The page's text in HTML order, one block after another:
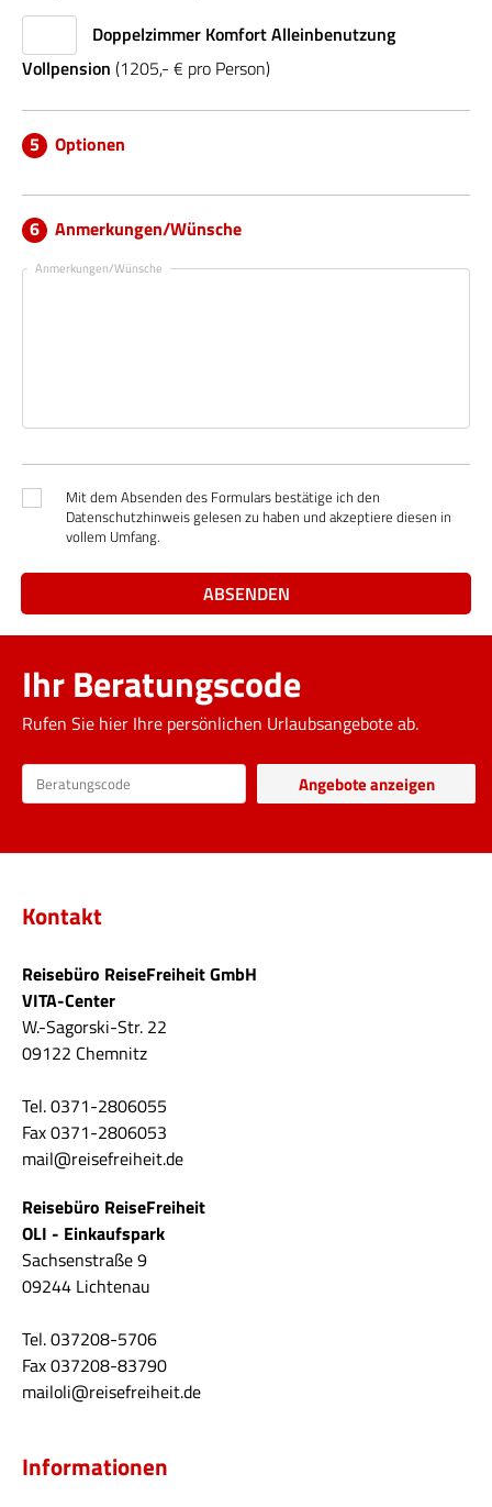
Doppelzimmer Komfort Alleinbenutzung
Vollpension (1205,- € pro Person)
Optionen
Anmerkungen/Wünsche
Anmerkungen/Wünsche
Mit dem Absenden des Formulars bestätige ich den
Datenschutzhinweis gelesen zu haben und akzeptiere diesen in
vollem Umfang.
ABSENDEN
Ihr Beratungscode
Rufen Sie hier Ihre persönlichen Urlaubsangebote ab.
Kontakt
Reisebüro ReiseFreiheit GmbH
VITA-Center
W.-Sagorski-Str. 22
09122 Chemnitz
Tel. 0371-2806055
Fax 0371-2806053
mail@reisefreiheit.de
Reisebüro ReiseFreiheit
OLI - Einkaufspark
Sachsenstraße 9
09244 Lichtenau
Tel. 037208-5706
Fax 037208-83790
mailoli@reisefreiheit.de
Informationen